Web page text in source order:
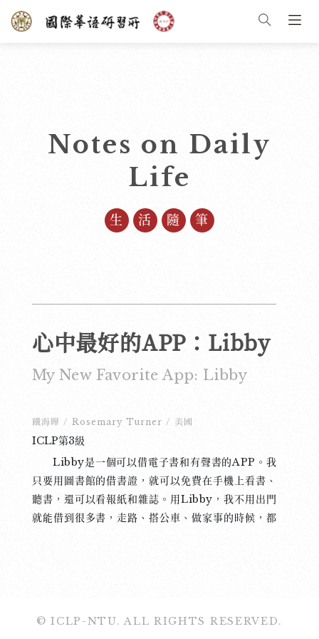
Notes on Daily
Life
生活隨筆
心中最好的APP：Libby
My New Favorite App: Libby
鐵海曄 / Rosemary Turner / 美國
ICLP第3級
Libby是一個可以借電子書和有聲書的APP。我
只要用圖書館的借書證，就可以免費在手機上看書、
聽書，還可以看報紙和雜誌。用Libby，我不用出門
就能借到很多書，走路、搭公車、做家事的時候，都
飛機的時候，也還是可以正常看書，完全沒問題。
© ICLP-NTU. ALL RIGHTS RESERVED.